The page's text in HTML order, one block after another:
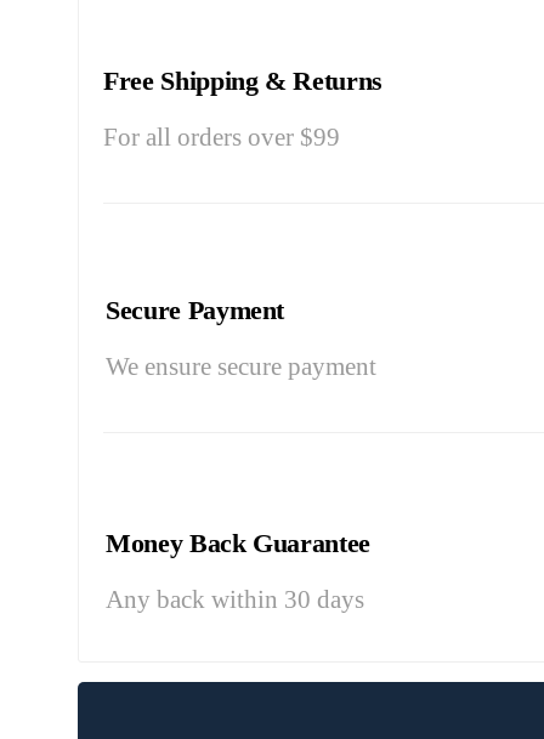
Free Shipping & Returns
For all orders over $99
Secure Payment
We ensure secure payment
Money Back Guarantee
Any back within 30 days